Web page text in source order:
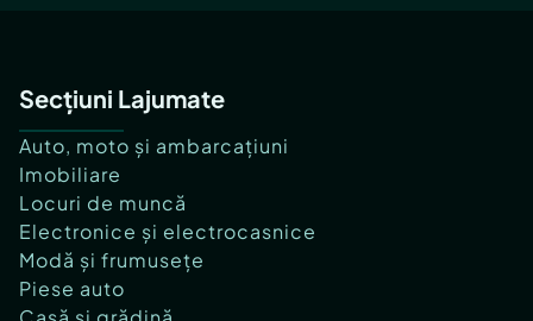
Secțiuni Lajumate
Auto, moto și ambarcațiuni
Imobiliare
Locuri de muncă
Electronice și electrocasnice
Modă și frumusețe
Piese auto